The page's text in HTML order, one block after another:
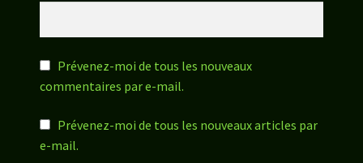
Prévenez-moi de tous les nouveaux
commentaires par e-mail.
Prévenez-moi de tous les nouveaux articles par
e-mail.